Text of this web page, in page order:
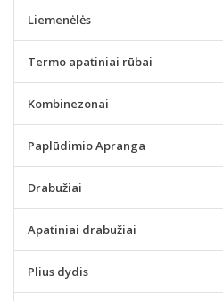
Liemenėlės
Termo apatiniai rūbai
Kombinezonai
Paplūdimio Apranga
Drabužiai
Apatiniai drabužiai
Plius dydis